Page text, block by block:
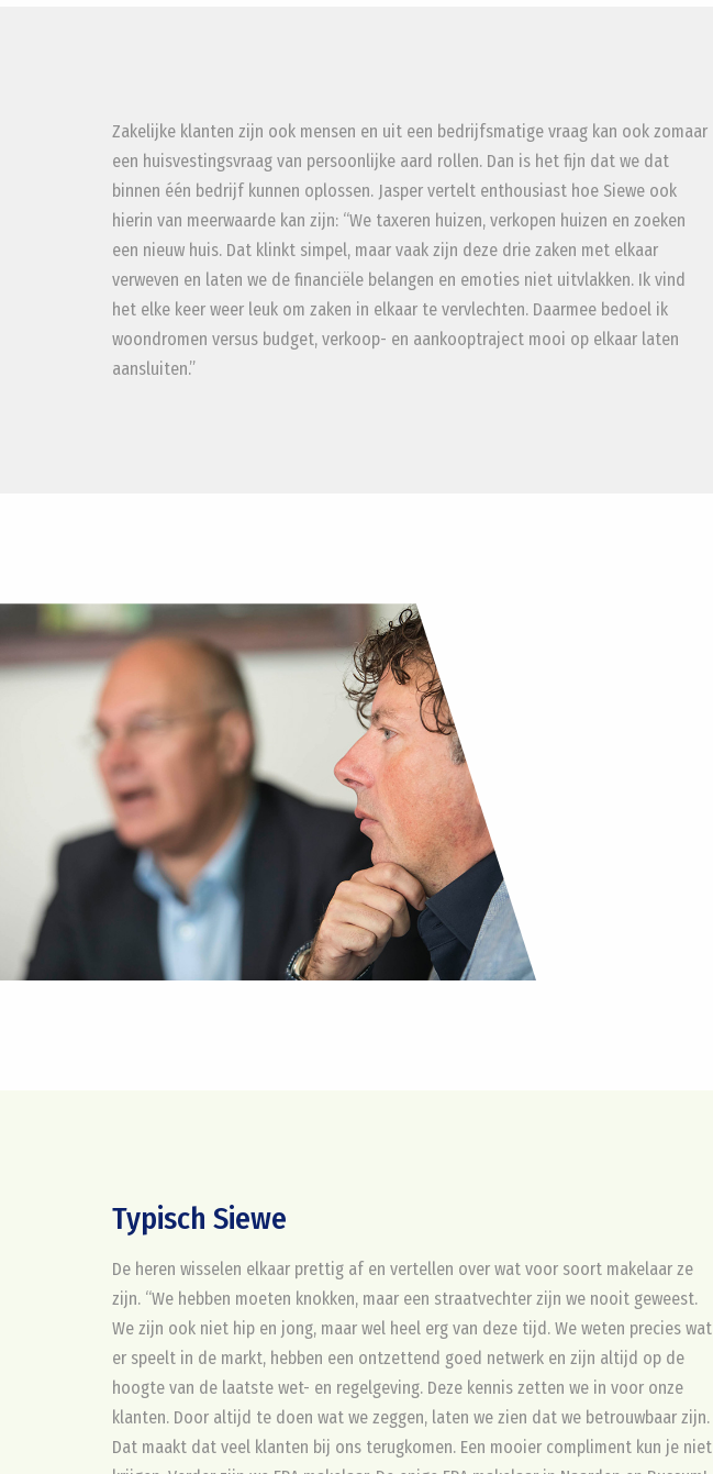
Zakelijke klanten zijn ook mensen en uit een bedrijfsmatige vraag kan ook zomaar
een huisvestingsvraag van persoonlijke aard rollen. Dan is het fijn dat we dat
binnen één bedrijf kunnen oplossen. Jasper vertelt enthousiast hoe Siewe ook
hierin van meerwaarde kan zijn: “We taxeren huizen, verkopen huizen en zoeken
een nieuw huis. Dat klinkt simpel, maar vaak zijn deze drie zaken met elkaar
verweven en laten we de financiële belangen en emoties niet uitvlakken. Ik vind
het elke keer weer leuk om zaken in elkaar te vervlechten. Daarmee bedoel ik
woondromen versus budget, verkoop- en aankooptraject mooi op elkaar laten
aansluiten.”
Typisch Siewe
De heren wisselen elkaar prettig af en vertellen over wat voor soort makelaar ze
zijn. “We hebben moeten knokken, maar een straatvechter zijn we nooit geweest.
We zijn ook niet hip en jong, maar wel heel erg van deze tijd. We weten precies wat
er speelt in de markt, hebben een ontzettend goed netwerk en zijn altijd op de
hoogte van de laatste wet- en regelgeving. Deze kennis zetten we in voor onze
klanten. Door altijd te doen wat we zeggen, laten we zien dat we betrouwbaar zijn.
Dat maakt dat veel klanten bij ons terugkomen. Een mooier compliment kun je niet